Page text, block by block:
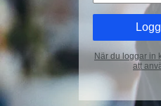
När du loggar in
att